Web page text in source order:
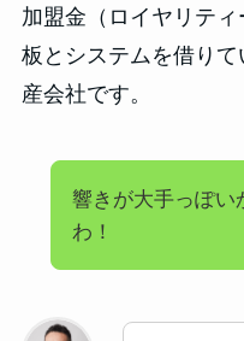
加盟金（ロイヤリテ
板とシステムを借り
産会社です。
響きが大手っぽい
わ！